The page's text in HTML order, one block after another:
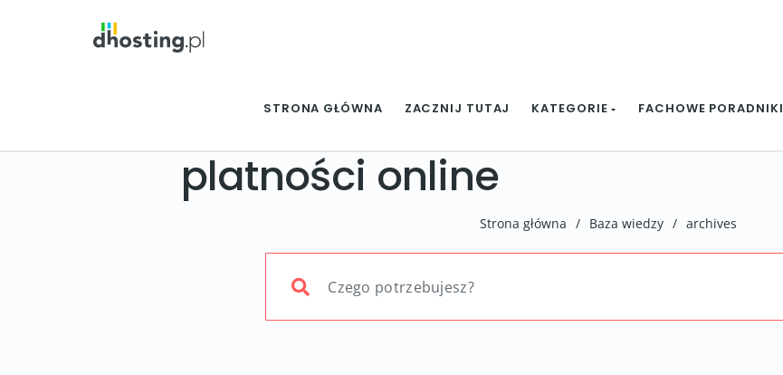
STRONA GŁÓWNA ZACZNIJ TUTAJ KATEGORIE FACHOWE PORADNIKI
platności online
Strona główna / Baza wiedzy / archives